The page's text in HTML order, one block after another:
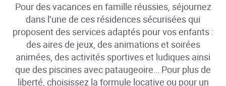
Pour des vacances en famille réussies, séjournez
dans l’une de ces résidences sécurisées qui
proposent des services adaptés pour vos enfants :
des aires de jeux, des animations et soirées
animées, des activités sportives et ludiques ainsi
que des piscines avec pataugeoire… Pour plus de
liberté, choisissez la formule locative ou pour un